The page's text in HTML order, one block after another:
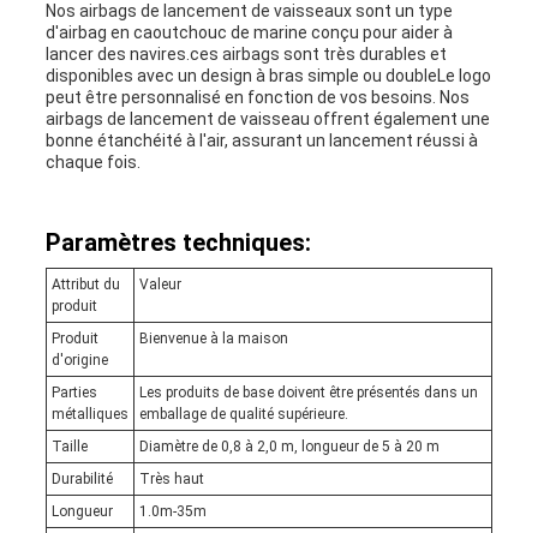
Nos airbags de lancement de vaisseaux sont un type
d'airbag en caoutchouc de marine conçu pour aider à
lancer des navires.ces airbags sont très durables et
disponibles avec un design à bras simple ou doubleLe logo
peut être personnalisé en fonction de vos besoins. Nos
airbags de lancement de vaisseau offrent également une
bonne étanchéité à l'air, assurant un lancement réussi à
chaque fois.
Paramètres techniques:
Attribut du
produit
Valeur
Produit
d'origine
Bienvenue à la maison
Parties
métalliques
Les produits de base doivent être présentés dans un
emballage de qualité supérieure.
Taille
Diamètre de 0,8 à 2,0 m, longueur de 5 à 20 m
Durabilité
Très haut
Longueur
1.0m-35m